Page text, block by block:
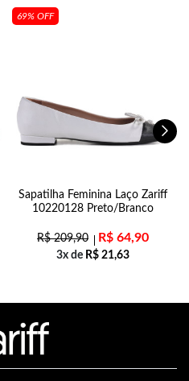
69% OFF
Sapatilha Feminina Laço Zariff
10220128 Preto/Branco
R$209,90 R$ 64,90
3x de R$ 21,63